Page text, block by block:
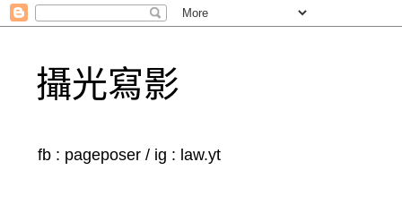
攝光寫影
fb : pageposer / ig : law.yt